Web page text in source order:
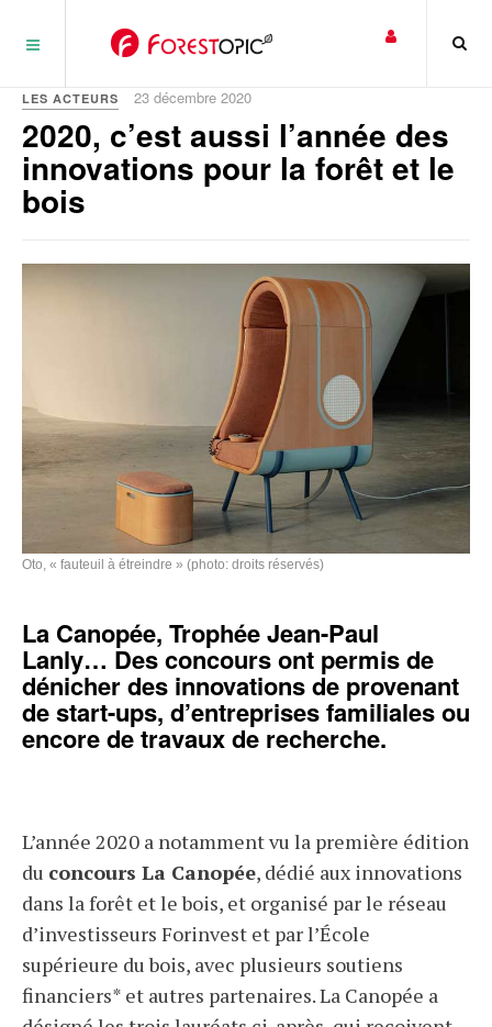
LES ACTEURS 23 décembre 2020
2020, c’est aussi l’année des
innovations pour la forêt et le
bois
Oto, « fauteuil à étreindre » (photo: droits réservés)
La Canopée, Trophée Jean-Paul
Lanly… Des concours ont permis de
dénicher des innovations de provenant
de start-ups, d’entreprises familiales ou
encore de travaux de recherche.
L’année 2020 a notamment vu la première édition
du concours La Canopée, dédié aux innovations
dans la forêt et le bois, et organisé par le réseau
d’investisseurs Forinvest et par l’École
supérieure du bois, avec plusieurs soutiens
financiers* et autres partenaires. La Canopée a